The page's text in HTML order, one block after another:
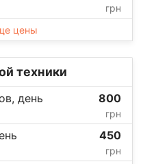
грн
цены
техники
день 800
грн
450
грн